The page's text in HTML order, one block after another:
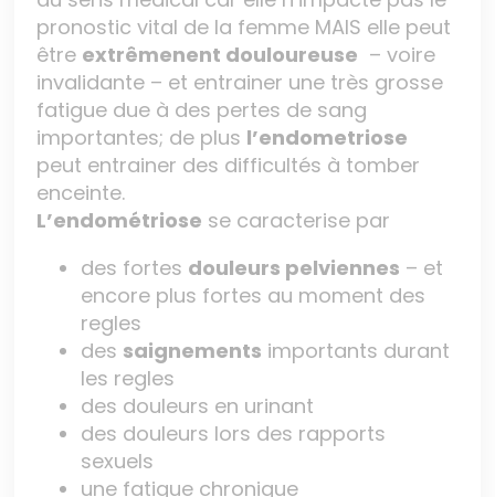
pronostic vital de la femme MAIS elle peut
être extrêmenent douloureuse – voire
invalidante – et entrainer une très grosse
fatigue due à des pertes de sang
importantes; de plus l’endometriose
peut entrainer des difficultés à tomber
enceinte.
L’endométriose se caracterise par
des fortes douleurs pelviennes – et
encore plus fortes au moment des
regles
des saignements importants durant
les regles
des douleurs en urinant
des douleurs lors des rapports
sexuels
une fatigue chronique